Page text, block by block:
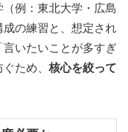
例：東北大学・広島
の練習と、想定され
いたいことが多すぎ
ため、 核心を絞って